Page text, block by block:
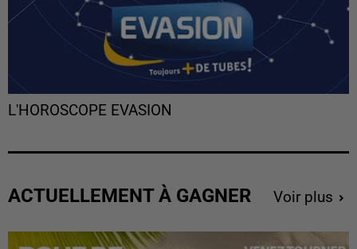
L'HOROSCOPE EVASION
ACTUELLEMENT À GAGNER Voir plus